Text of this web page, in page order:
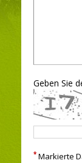
Geben Sie
* Markierte